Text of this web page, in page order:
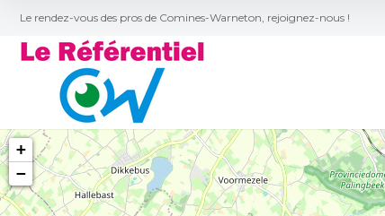
Le rendez-vous des pros de Comines-Warneton, rejoignez-nous !
+
−